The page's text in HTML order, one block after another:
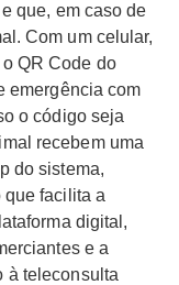
que, em caso de
Com um celular,
QR Code do
emergência com
o código seja
recebem uma
do sistema,
facilita a
digital,
e a
à teleconsulta